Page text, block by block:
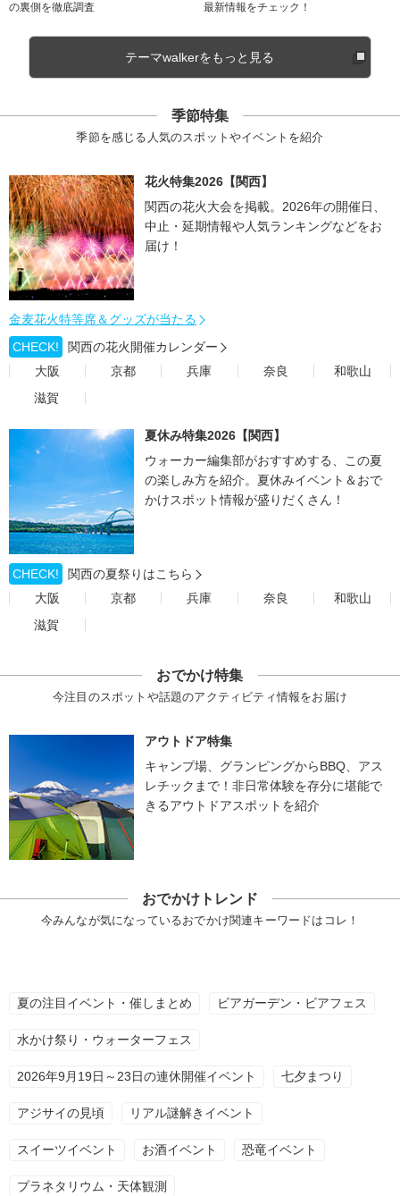
の裏側を徹底調査
最新情報をチェック！
テーマwalkerをもっと見る
季節特集
季節を感じる人気のスポットやイベントを紹介
花火特集2026【関西】
関西の花火大会を掲載。2026年の開催日、
中止・延期情報や人気ランキングなどをお
届け！
金麦花火特等席＆グッズが当たる
CHECK!
関西の花火開催カレンダー
大阪
京都 兵庫 奈良
和歌山
滋賀
夏休み特集2026【関西】
ウォーカー編集部がおすすめする、この夏
の楽しみ方を紹介。夏休みイベント＆おで
かけスポット情報が盛りだくさん！
CHECK!
関西の夏祭りはこちら
大阪
京都 兵庫 奈良
和歌山
滋賀
おでかけ特集
今注目のスポットや話題のアクティビティ情報をお届け
アウトドア特集
キャンプ場、グランピングからBBQ、アス
レチックまで！非日常体験を存分に堪能で
きるアウトドアスポットを紹介
おでかけトレンド
今みんなが気になっているおでかけ関連キーワードはコレ！
夏の注目イベント・催しまとめ ビアガーデン・ビアフェス
水かけ祭り・ウォーターフェス
2026年9月19日～23日の連休開催イベント 七夕まつり
アジサイの見頃 リアル謎解きイベント
スイーツイベント お酒イベント 恐竜イベント
プラネタリウム・天体観測